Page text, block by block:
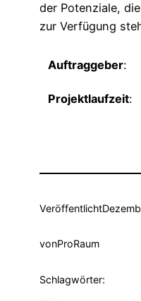
der Potenziale,
zur Verfügung
Auftraggeber:
Projektlaufzeit:
Veröffentlicht
vonProRaum
Schlagwörter: